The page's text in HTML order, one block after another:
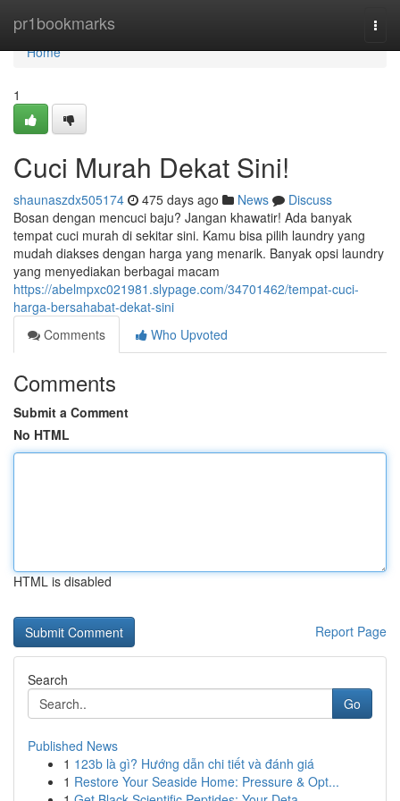
pr1bookmarks
Home
Home
1
Cuci Murah Dekat Sini!
shaunaszdx505174 475 days ago News
Discuss
Bosan dengan mencuci baju? Jangan khawatir! Ada banyak
tempat cuci murah di sekitar sini. Kamu bisa pilih laundry yang
mudah diakses dengan harga yang menarik. Banyak opsi laundry
yang menyediakan berbagai macam
https://abelmpxc021981.slypage.com/34701462/tempat-cuci-
harga-bersahabat-dekat-sini
Comments
Who Upvoted
Comments
Submit a Comment
No HTML
HTML is disabled
Report Page
Search
Go
Published News
1 123b là gì? Hướng dẫn chi tiết và đánh giá
1 Restore Your Seaside Home: Pressure & Opt...